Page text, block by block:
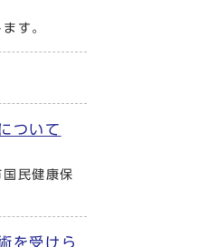
す。
ついて
民健康保
を受けら